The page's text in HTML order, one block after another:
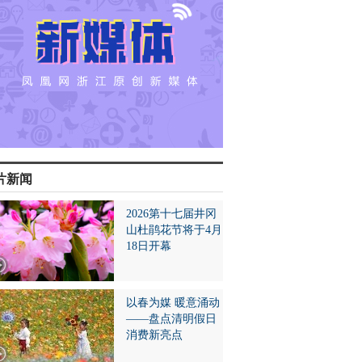
新闻
2026第十七届井冈
山杜鹃花节将于4月
18日开幕
以春为媒 暖意涌动
——盘点清明假日
消费新亮点